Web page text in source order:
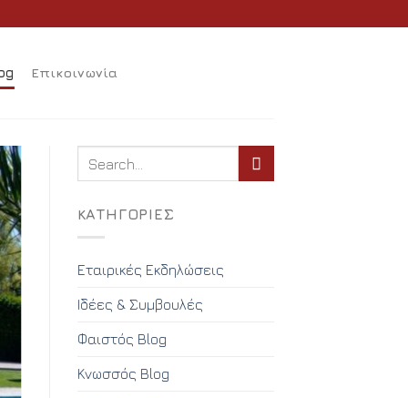
Επικοινωνία
KΑΤΗΓΟΡΊΕΣ
Εταιρικές Εκδηλώσεις
Ιδέες & Συμβουλές
Φαιστός Blog
Κνωσσός Blog